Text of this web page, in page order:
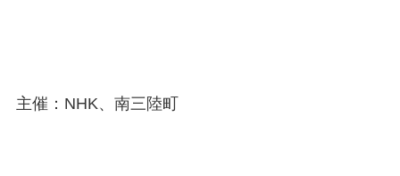
主催：NHK、南三陸町